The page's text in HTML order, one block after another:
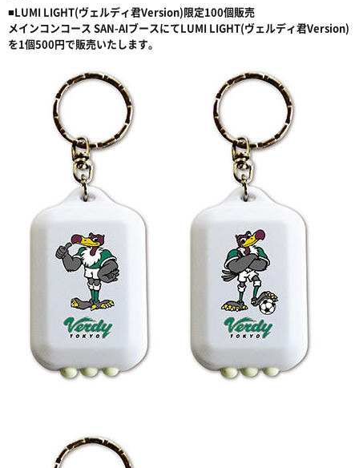
■LUMI LIGHT(ヴェルディ君Version)限定100個販売
メインコンコース SAN-AIブースにてLUMI LIGHT(ヴェルディ君Version)
を1個500円で販売いたします。